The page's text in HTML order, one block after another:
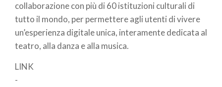
collaborazione con più di 60 istituzioni culturali di
tutto il mondo, per permettere agli utenti di vivere
un’esperienza digitale unica, interamente dedicata al
teatro, alla danza e alla musica.
LINK
-